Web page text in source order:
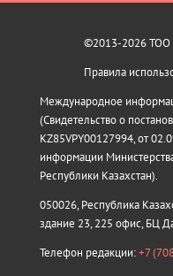
©2013-2026 ТОО
Правила
Международное
(Свидетельство о
KZ85VPY00127994, от
информации
Республики Казахстан).
050026, Республика
здание 23, 225 офис, БЦ
Телефон редакции:+7